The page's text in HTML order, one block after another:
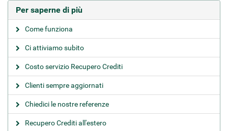
Per saperne di più
Come funziona
Ci attiviamo subito
Costo servizio Recupero Crediti
Clienti sempre aggiornati
Chiedici le nostre referenze
Recupero Crediti all'estero